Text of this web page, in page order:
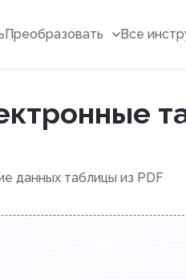
Преобразовать Все
данных таблицы из PDF